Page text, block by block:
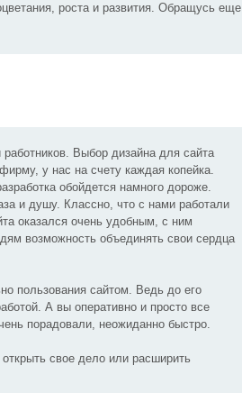
роста и развития. Обращусь еще
Выбор дизайна для сайта
у нас на счету каждая копейка.
обойдется намного дороже.
и душу. Классно, что с нами работали
оказался очень удобным, с ним
возможность объединять свои сердца
пользования сайтом. Ведь до его
А вы оперативно и просто все
порадовали, неожиданно быстро.
свое дело или расширить